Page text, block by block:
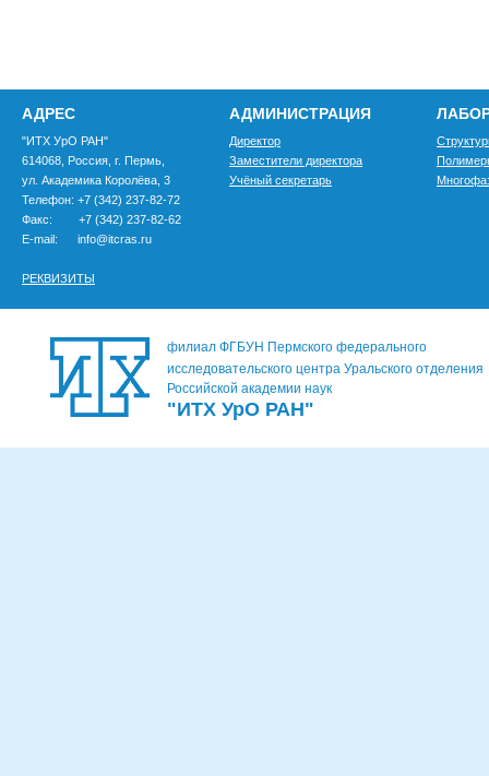
АДРЕС
"ИТХ УрО РАН"
614068, Россия, г. Пермь,
ул. Академика Королёва, 3
Телефон: +7 (342) 237-82-72
Факс: +7 (342) 237-82-62
E-mail: info@itcras.ru
РЕКВИЗИТЫ
АДМИНИСТРАЦИЯ
Директор
Заместители директора
Учёный секретарь
филиал ФГБУН Пермского федерального
исследовательского центра Уральского отделения
Российской академии наук
"ИТХ УрО РАН"